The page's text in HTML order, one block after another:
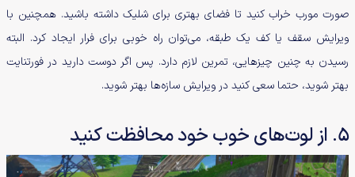
صورت مورب خراب کنید تا فضای بهتری برای شلیک داشته باشید. همچنین با
ویرایش سقف یا کف یک طبقه، می‌توان راه خوبی برای فرار ایجاد کرد. البته
رسیدن به چنین چیزهایی، تمرین لازم دارد. پس اگر دوست دارید در فورتنایت
بهتر شوید، حتما سعی کنید در ویرایش سازه‌ها بهتر شوید.
5. از لوت‌های خوب خود محافظت کنید